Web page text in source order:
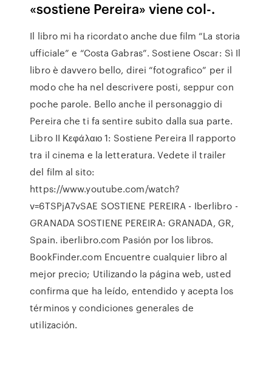
«sostiene Pereira» viene col-.
Il libro mi ha ricordato anche due film “La storia
ufficiale” e “Costa Gabras”. Sostiene Oscar: Sì Il
libro è davvero bello, direi “fotografico” per il
modo che ha nel descrivere posti, seppur con
poche parole. Bello anche il personaggio di
Pereira che ti fa sentire subito dalla sua parte.
Libro II Κεφάλαιο 1: Sostiene Pereira Il rapporto
tra il cinema e la letteratura. Vedete il trailer
del film al sito:
https://www.youtube.com/watch?
v=6TSPjA7vSAE SOSTIENE PEREIRA - Iberlibro -
GRANADA SOSTIENE PEREIRA: GRANADA, GR,
Spain. iberlibro.com Pasión por los libros.
BookFinder.com Encuentre cualquier libro al
mejor precio; Utilizando la página web, usted
confirma que ha leído, entendido y acepta los
términos y condiciones generales de
utilización.